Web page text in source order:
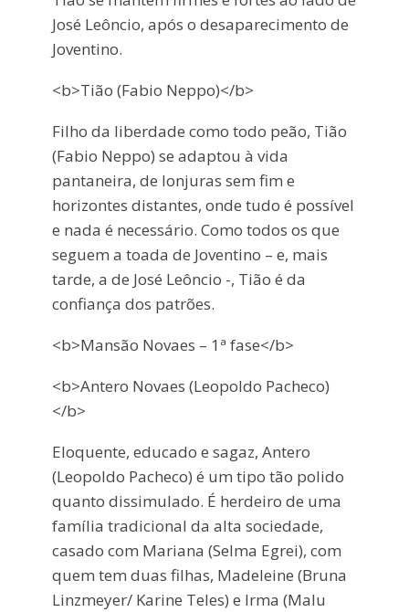
José Leôncio, após o desaparecimento de
Joventino.
<b>Tião (Fabio Neppo)</b>
Filho da liberdade como todo peão, Tião
(Fabio Neppo) se adaptou à vida
pantaneira, de lonjuras sem fim e
horizontes distantes, onde tudo é possível
e nada é necessário. Como todos os que
seguem a toada de Joventino – e, mais
tarde, a de José Leôncio -, Tião é da
confiança dos patrões.
<b>Mansão Novaes – 1ª fase</b>
<b>Antero Novaes (Leopoldo Pacheco)
</b>
Eloquente, educado e sagaz, Antero
(Leopoldo Pacheco) é um tipo tão polido
quanto dissimulado. É herdeiro de uma
família tradicional da alta sociedade,
casado com Mariana (Selma Egrei), com
quem tem duas filhas, Madeleine (Bruna
Linzmeyer/ Karine Teles) e Irma (Malu